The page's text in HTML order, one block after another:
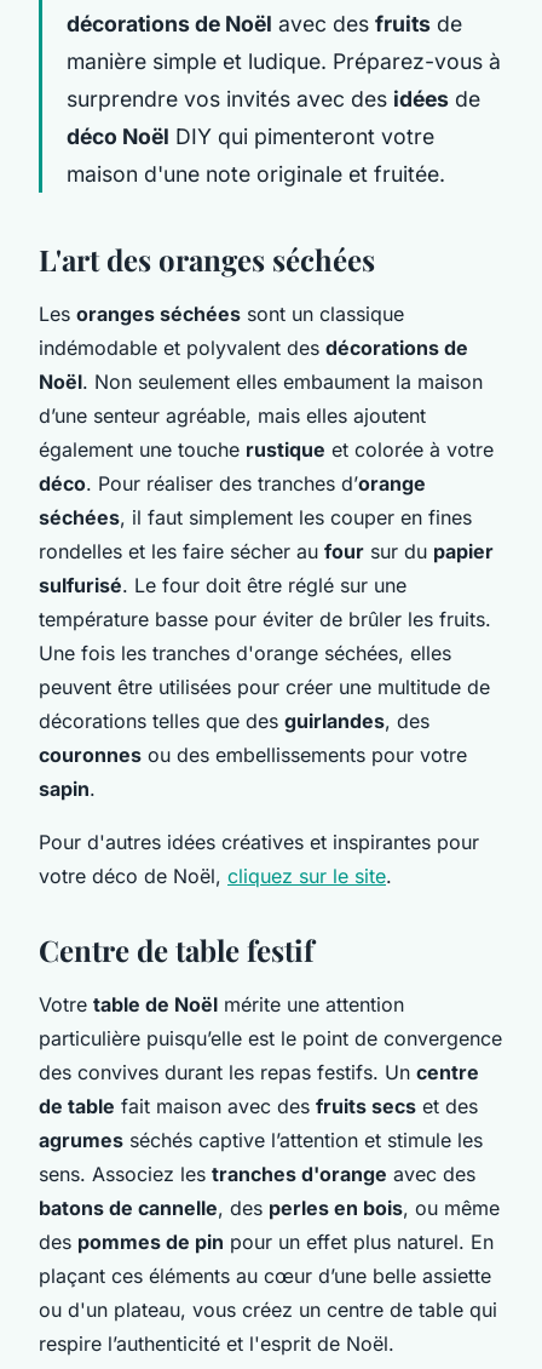
décorations de Noël avec des fruits de
manière simple et ludique. Préparez-vous à
surprendre vos invités avec des idées de
déco Noël DIY qui pimenteront votre
maison d'une note originale et fruitée.
L'art des oranges séchées
Les oranges séchées sont un classique
indémodable et polyvalent des décorations de
Noël. Non seulement elles embaument la maison
d’une senteur agréable, mais elles ajoutent
également une touche rustique et colorée à votre
déco. Pour réaliser des tranches d’orange
séchées, il faut simplement les couper en fines
rondelles et les faire sécher au four sur du papier
sulfurisé. Le four doit être réglé sur une
température basse pour éviter de brûler les fruits.
Une fois les tranches d'orange séchées, elles
peuvent être utilisées pour créer une multitude de
décorations telles que des guirlandes, des
couronnes ou des embellissements pour votre
sapin.
Pour d'autres idées créatives et inspirantes pour
votre déco de Noël, cliquez sur le site.
Centre de table festif
Votre table de Noël mérite une attention
particulière puisqu’elle est le point de convergence
des convives durant les repas festifs. Un centre
de table fait maison avec des fruits secs et des
agrumes séchés captive l’attention et stimule les
sens. Associez les tranches d'orange avec des
batons de cannelle, des perles en bois, ou même
des pommes de pin pour un effet plus naturel. En
plaçant ces éléments au cœur d’une belle assiette
ou d'un plateau, vous créez un centre de table qui
respire l’authenticité et l'esprit de Noël.